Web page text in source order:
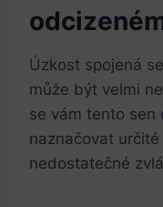
Úzkost‌ spojená
může ​být velmi
se vám tento sen
naznačovat
nedostatečné